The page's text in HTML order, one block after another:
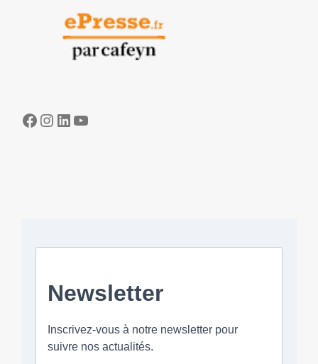
Facebook
Instagram
LinkedIn
YouTube